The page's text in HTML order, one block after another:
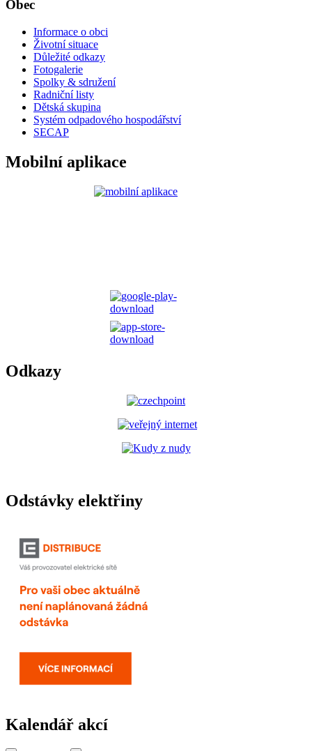
Obec
Informace o obci
Životní situace
Důležité odkazy
Fotogalerie
Spolky & sdružení
Radniční listy
Dětská skupina
Systém odpadového hospodářství
SECAP
Mobilní aplikace
Odkazy
Odstávky elektřiny
Kalendář akcí